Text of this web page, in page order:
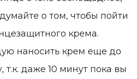
о том, чтобы пойти
крема.
наносить крем еще до
т.к. даже 10 минут пока вы